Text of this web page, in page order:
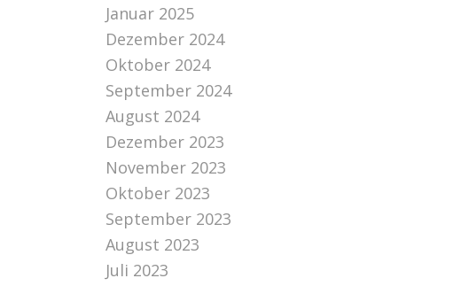
Januar 2025
Dezember 2024
Oktober 2024
September 2024
August 2024
Dezember 2023
November 2023
Oktober 2023
September 2023
August 2023
Juli 2023